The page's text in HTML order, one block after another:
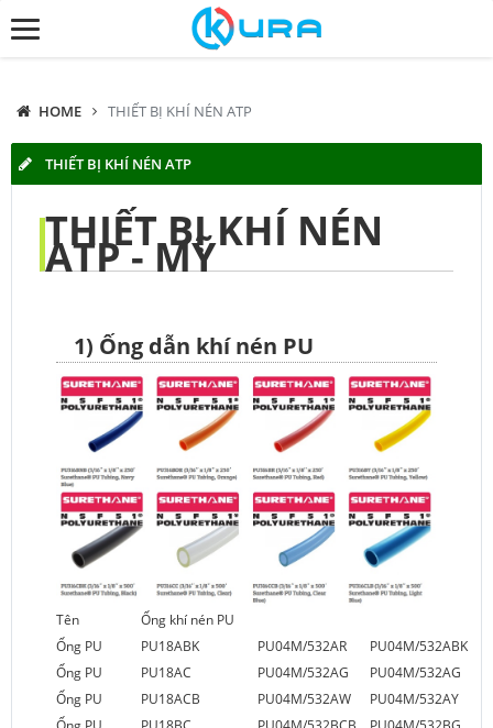
HOME THIẾT BỊ KHÍ NÉN ATP
THIẾT BỊ KHÍ NÉN ATP
THIẾT BỊ KHÍ NÉN
ATP - MỸ
1) Ống dẫn khí nén PU
Tên
Ống khí nén PU
Ống PU
PU18ABK PU04M/532AR PU04M/532ABK
Ống PU
PU18AC PU04M/532AG PU04M/532AG
Ống PU
PU18ACB PU04M/532AW PU04M/532AY